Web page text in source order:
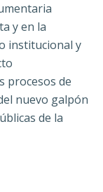
y en la
institucional y
procesos de
nuevo galpón
de la